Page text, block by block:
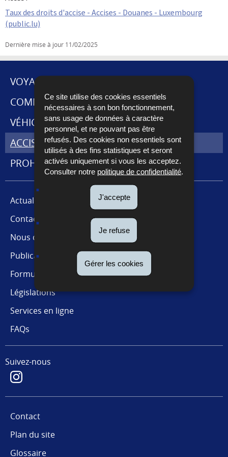
Ce site utilise des cookies essentiels
nécessaires à son bon fonctionnement,
sans usage de données à caractère
personnel, et ne pouvant pas être
refusés. Des cookies non essentiels sont
utilisés à des fins statistiques et seront
activés uniquement si vous les acceptez.
Consulter notre politique de confidentialité
J'accepte
Je refuse
Gérer les cookies
Taux des droits d'accise - Accises - Douanes - Luxembourg
(public.lu)
Dernière mise à jour 11/02/2025
MENU
DE
NAVIGATION
VOYAGES ET DÉMÉNAGEMENT
COMMERCE INTERNATIONAL
VÉHICULES
ACCISES ET CABARETAGE
PROHIBITIONS ET RESTRICTIONS
Actualités
Contact presse
Nous connaître
Publications
Formulaires
Législations
Services en ligne
FAQs
Suivez-nous
Contact
Plan du site
Glossaire